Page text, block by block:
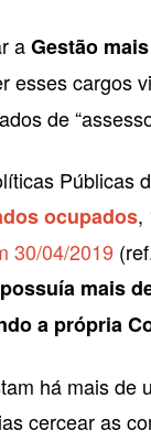
aGestão
cargos
de
ocupados,
30/04/2019
mais
a própria
há mais
cercear as